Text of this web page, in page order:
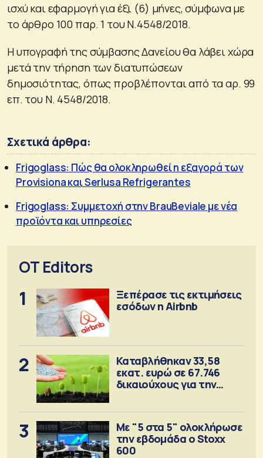
ισχύ και εφαρμογή για έξι (6) μήνες, σύμφωνα με
το άρθρο 100 παρ. 1 του Ν.4548/2018.
Η υπογραφή της σύμβασης Δανείου θα λάβει χώρα
μετά την τήρηση των διατυπώσεων
δημοσιότητας, όπως προβλέπονται από τα αρ. 99
επ. του Ν. 4548/2018.
Σχετικά άρθρα:
Frigoglass: Πώς θα ολοκληρωθεί η εξαγορά των
Provisiona και Serlusa Refrigerantes
Frigoglass: Συμμετοχή στην BrauBeviale με νέα
προϊόντα και υπηρεσίες
OT Editors
1
Ξεπέρασε τις εκτιμήσεις
εσόδων η Airbnb
2
Καταβλήθηκαν 33,58
εκατ. ευρώ σε 67.746
δικαιούχους για την
3
Με "5 στα 5" ολοκλήρωσε
την εβδομάδα ο Stoxx
600